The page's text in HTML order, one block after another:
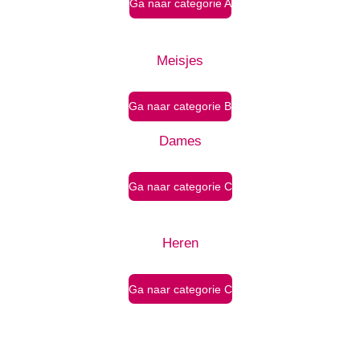
Ga naar categorie A
Meisjes
Ga naar categorie B
Dames
Ga naar categorie C
Heren
Ga naar categorie C